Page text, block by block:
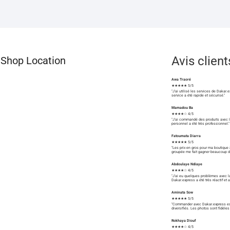
Shop Location Avis
Awa Traoré
★★★★★ 5/5
"J'ai utilisé les services de
service a été rapide et sécurisé."
Mamadou Ba
★★★★☆ 4/5
"J'ai commandé des produits
personnel a été très professionnel."
Fatoumata Diarra
★★★★★ 5/5
"Les prix en gros pour ma
groupée me fait gagner beaucoup
Abdoulaye Ndiaye
★★★★☆ 4/5
"J'ai eu quelques problèmes avec
Dakar.express a été très réactif et
Aminata Sow
★★★★★ 5/5
"Commander avec Dakar.express
diversifiés. Les photos sont fidèles
Rokhaya Diouf
★★★★☆ 4/5